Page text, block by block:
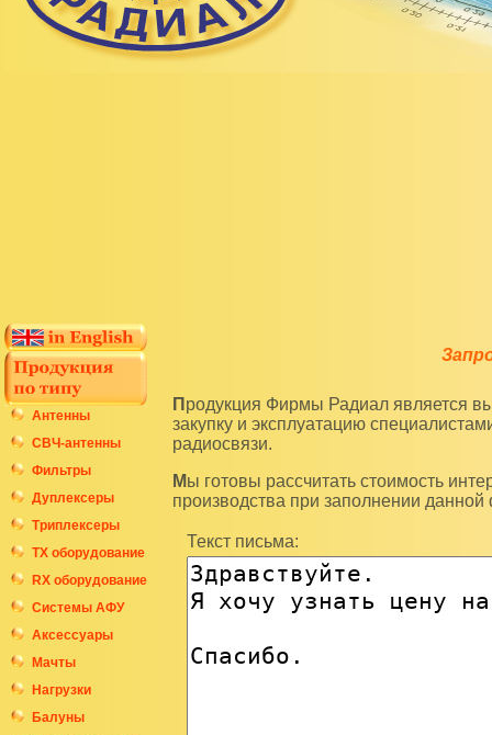
Антенны
СВЧ-антенны
Фильтры
Дуплексеры
Триплексеры
ТХ оборудование
RX оборудование
Системы АФУ
Аксессуары
Мачты
Нагрузки
Балуны
Продукция Фирмы Радиал является высокотехнологичным оборудованием и подразумевает
закупку и эксплуатацию
радиосвязи.
Мы готовы рассчитать стоимость интересующих вас изделий по последним ценам нашего
производства при заполнении
Текст письма: